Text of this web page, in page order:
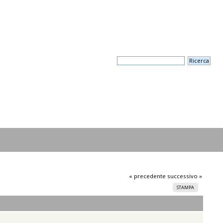
« precedente successivo »
STAMPA